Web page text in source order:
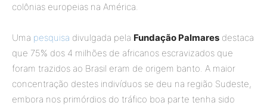
colônias europeias na América.
Uma pesquisa divulgada pela Fundação Palmares destaca
que 75% dos 4 milhões de africanos escravizados que
foram trazidos ao Brasil eram de origem banto. A maior
concentração destes indivíduos se deu na região Sudeste,
embora nos primórdios do tráfico boa parte tenha sido